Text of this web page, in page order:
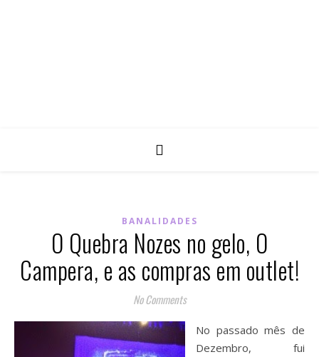
BANALIDADES
O Quebra Nozes no gelo, O
Campera, e as compras em outlet!
No Comments
No passado mês de
Dezembro, fui